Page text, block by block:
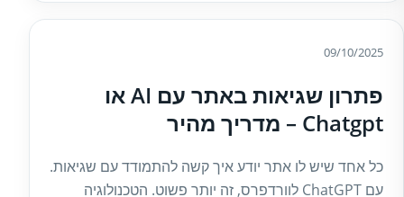
09/10/2025
פתרון שגיאות באתר עם AI או
Chatgpt – מדריך מהיר
כל אחד שיש לו אתר יודע איך קשה להתמודד עם שגיאות.
עם ChatGPT לוורדפרס, זה יותר פשוט. הטכנולוגיה